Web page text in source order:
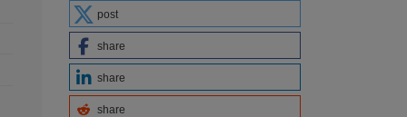
post
share
share
share